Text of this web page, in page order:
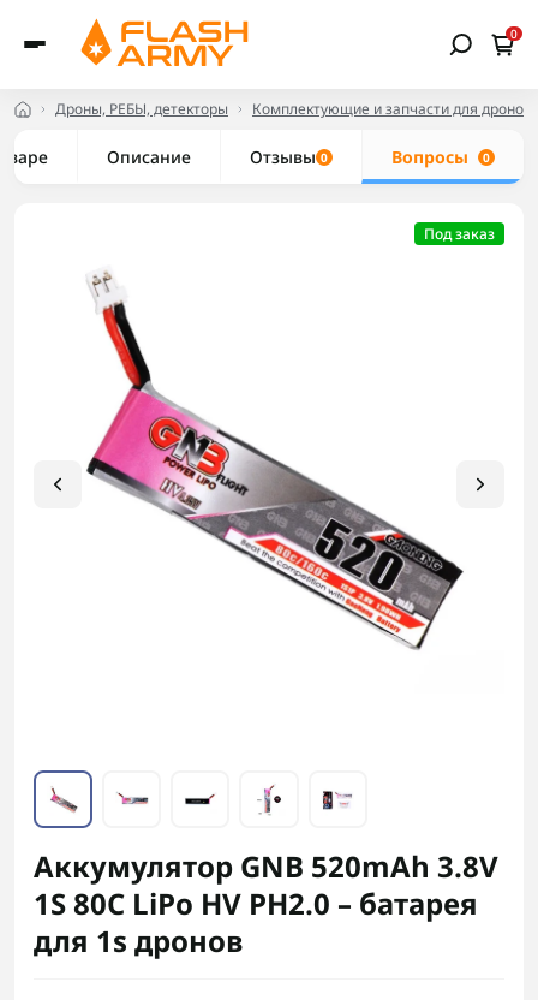
0
Дроны, РЕБЫ, детекторы Комплектующие и запчасти для дронов
Описание Отзывы 0 Вопросы 0
Под заказ
Аккумулятор GNB 520mAh 3.8V
1S 80C LiPo HV PH2.0 – батарея
для 1s дронов